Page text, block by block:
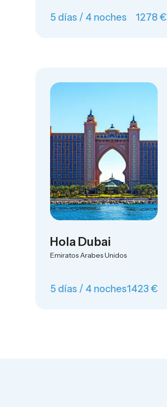
5 días / 4 noches 1278 €
Hola Dubai
Emiratos Arabes Unidos
5 días / 4 noches1423 €